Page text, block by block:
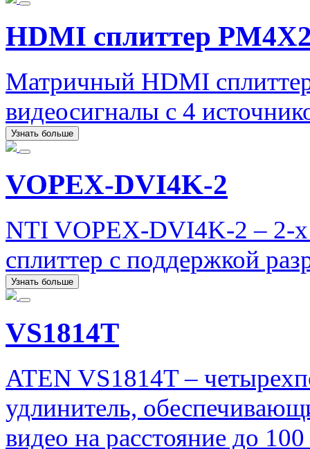
HDMI сплиттер
Матричный HDMI
видеосигналы с 4
Узнать больше
VOPEX-DVI4K-2
NTI VOPEX-DVI4K-2 – 2-
сплиттер с поддержкой
Узнать больше
VS1814T
ATEN VS1814T –
удлинитель,
видео на расстояние до